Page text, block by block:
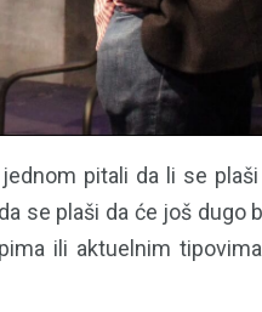
pitali da li se
se plaši da će još dugo
ili aktuelnim